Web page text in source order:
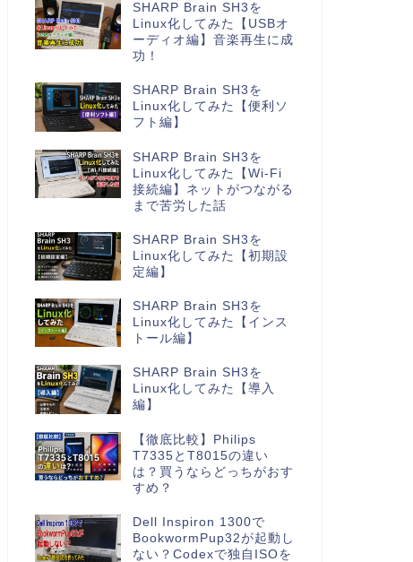
SHARP Brain SH3を
Linux化してみた【USBオ
ーディオ編】音楽再生に成
功！
SHARP Brain SH3を
Linux化してみた【便利ソ
フト編】
SHARP Brain SH3を
Linux化してみた【Wi-Fi
接続編】ネットがつながる
まで苦労した話
SHARP Brain SH3を
Linux化してみた【初期設
定編】
SHARP Brain SH3を
Linux化してみた【インス
トール編】
SHARP Brain SH3を
Linux化してみた【導入
編】
【徹底比較】Philips
T7335とT8015の違い
は？買うならどっちがおす
すめ？
Dell Inspiron 1300で
BookwormPup32が起動し
ない？Codexで独自ISOを